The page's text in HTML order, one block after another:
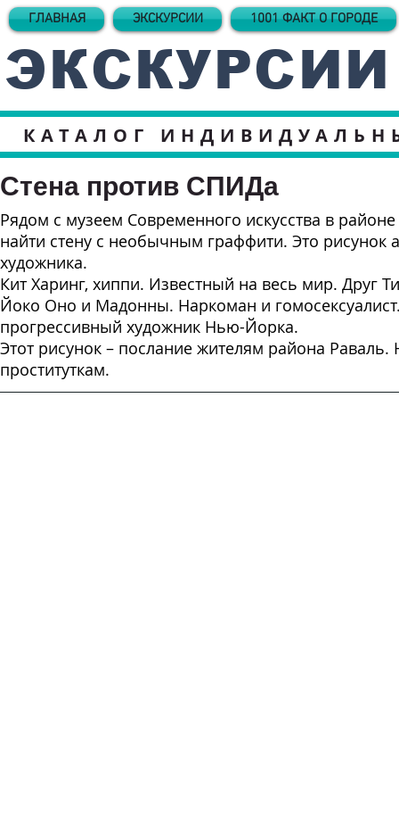
ГЛАВНАЯ ЭКСКУРСИИ 1001 ФАКТ О ГОРОДЕ
КАТАЛОГ
Стена против СПИДа
Рядом с музеем Современного искусства в
найти стену с необычным граффити. Это рисунок
художника.
Кит Харинг, хиппи. Известный на весь мир. Друг
Йоко Оно и Мадонны. Наркоман и
прогрессивный художник Нью-Йорка.
Этот рисунок – послание жителям района
проституткам.